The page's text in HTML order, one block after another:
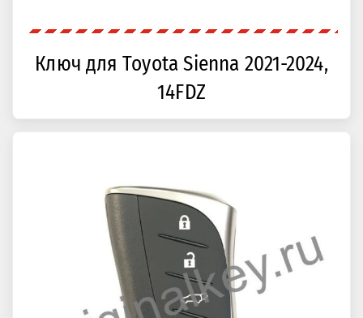
Ключ для Toyota Sienna 2021-2024,
14FDZ